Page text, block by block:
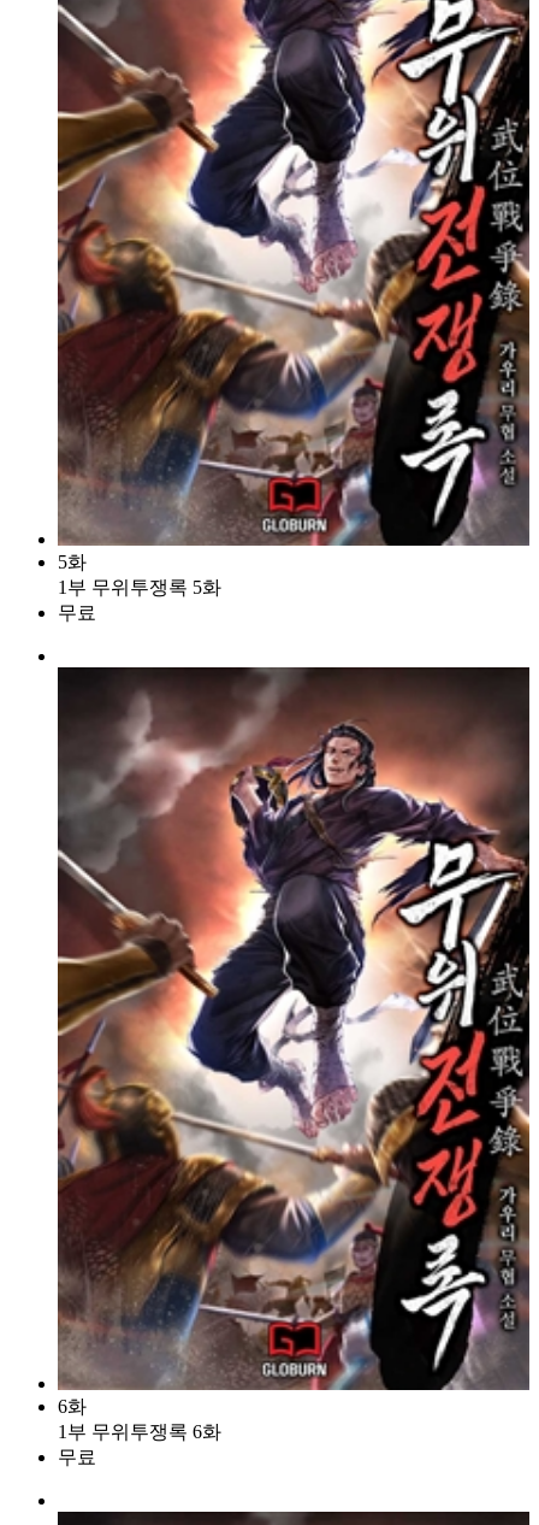
5화
1부 무위투쟁록 5화
무료
6화
1부 무위투쟁록 6화
무료